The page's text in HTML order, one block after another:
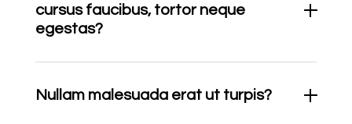
cursus faucibus, tortor neque
egestas?
Nullam malesuada erat ut turpis?